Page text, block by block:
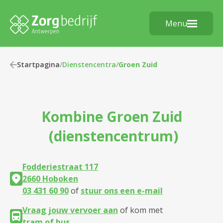
Menu
Startpagina/Dienstencentra/Groen Zuid
Kombine Groen Zuid
(dienstencentrum)
Fodderiestraat 117
2660 Hoboken
03 431 60 90of stuur ons een e-mail
Vraag jouw vervoer aan of kom met